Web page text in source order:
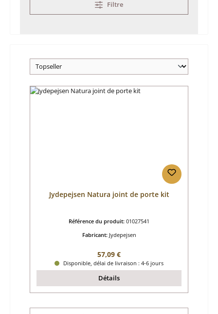
Filtre
Jydepejsen Natura joint de porte kit
Référence du produit: 01027541
Fabricant: Jydepejsen
Prix régulier :
57,09 €
Disponible, délai de livraison : 4-6 jours
Détails